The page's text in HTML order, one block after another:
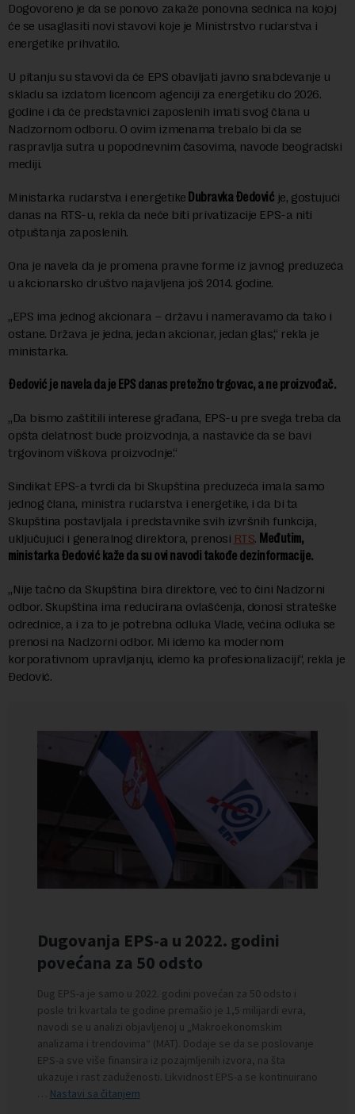
Dogovoreno je da se ponovo zakaže ponovna sednica na kojoj
će se usaglasiti novi stavovi koje je Ministrstvo rudarstva i
energetike prihvatilo.
U pitanju su stavovi da će EPS obavljati javno snabdevanje u
skladu sa izdatom licencom agenciji za energetiku do 2026.
godine i da će predstavnici zaposlenih imati svog člana u
Nadzornom odboru. O ovim izmenama trebalo bi da se
raspravlja sutra u popodnevnim časovima, navode beogradski
mediji.
Ministarka rudarstva i energetike Dubravka Đedović je, gostujući
danas na RTS-u, rekla da neće biti privatizacije EPS-a niti
otpuštanja zaposlenih.
Ona je navela da je promena pravne forme iz javnog preduzeća
u akcionarsko društvo najavljena još 2014. godine.
„EPS ima jednog akcionara – državu i nameravamo da tako i
ostane. Država je jedna, jedan akcionar, jedan glas,“ rekla je
ministarka.
Đedović je navela da je EPS danas pretežno trgovac, a ne proizvođač.
„Da bismo zaštitili interese građana, EPS-u pre svega treba da
opšta delatnost bude proizvodnja, a nastaviće da se bavi
trgovinom viškova proizvodnje.“
Sindikat EPS-a tvrdi da bi Skupština preduzeća imala samo
jednog člana, ministra rudarstva i energetike, i da bi ta
Skupština postavljala i predstavnike svih izvršnih funkcija,
uključujući i generalnog direktora, prenosi RTS. Međutim,
ministarka Đedović kaže da su ovi navodi takođe dezinformacije.
„Nije tačno da Skupština bira direktore, već to čini Nadzorni
odbor. Skupština ima reducirana ovlašćenja, donosi strateške
odrednice, a i za to je potrebna odluka Vlade, većina odluka se
prenosi na Nadzorni odbor. Mi idemo ka modernom
korporativnom upravljanju, idemo ka profesionalizaciji“, rekla je
Đedović.